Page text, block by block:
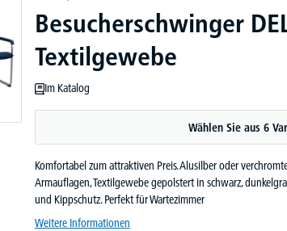
Besucherschwinger
Textilgewebe
Im Katalog
Wählen Sie aus 6
Komfortabel zum attraktiven Preis. Alusilber oder
Armauflagen, Textilgewebe gepolstert in schwarz,
und Kippschutz. Perfekt für Wartezimmer
Weitere Informationen